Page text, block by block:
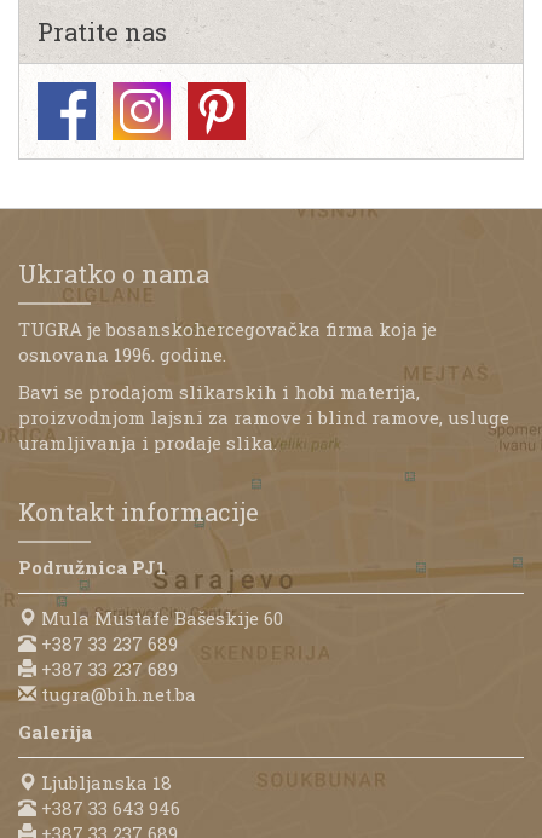
Pratite nas
Ukratko o nama
TUGRA je bosanskohercegovačka firma koja je
osnovana 1996. godine.
Bavi se prodajom slikarskih i hobi materija,
proizvodnjom lajsni za ramove i blind ramove, usluge
uramljivanja i prodaje slika.
Kontakt informacije
Podružnica PJ1
Mula Mustafe Bašeskije 60
+387 33 237 689
+387 33 237 689
tugra@bih.net.ba
Galerija
Ljubljanska 18
+387 33 643 946
+387 33 237 689